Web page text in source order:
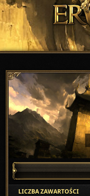
LICZBA ZAWARTOŚCI